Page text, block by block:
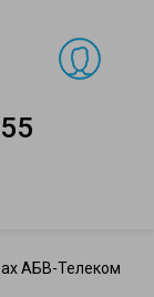
АБВ-Телеком